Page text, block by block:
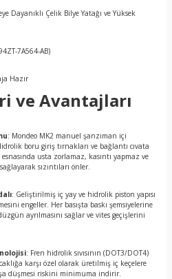
Dayanıklı Çelik Bilye Yatağı ve Yüksek
7A564-AB)
Hazır
ve Avantajları
: Mondeo MK2 manuel şanzıman içi
boru giriş tırnakları ve bağlantı cıvata
usta zorlamaz, kasıntı yapmaz ve
sızıntıları önler.
: Geliştirilmiş iç yay ve hidrolik piston yapısı
engeller. Her basışta baskı şemsiyelerine
ayrılmasını sağlar ve vites geçişlerini
: Fren hidrolik sıvısının (DOT3/DOT4)
karşı özel olarak üretilmiş iç keçelere
düşmesi riskini minimuma indirir.